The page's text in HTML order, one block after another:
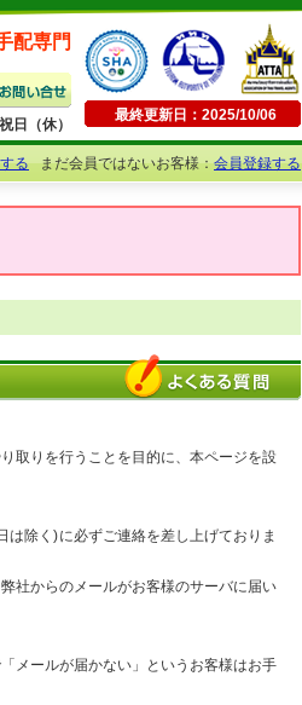
配専門
日（休）
最終更新日：2025/10/06
るまだ会員ではないお客様：会員登録する
取りを行うことを目的に、本ページを設
除く)に必ずご連絡を差し上げておりま
社からのメールがお客様のサーバに届い
メールが届かない」というお客様はお手